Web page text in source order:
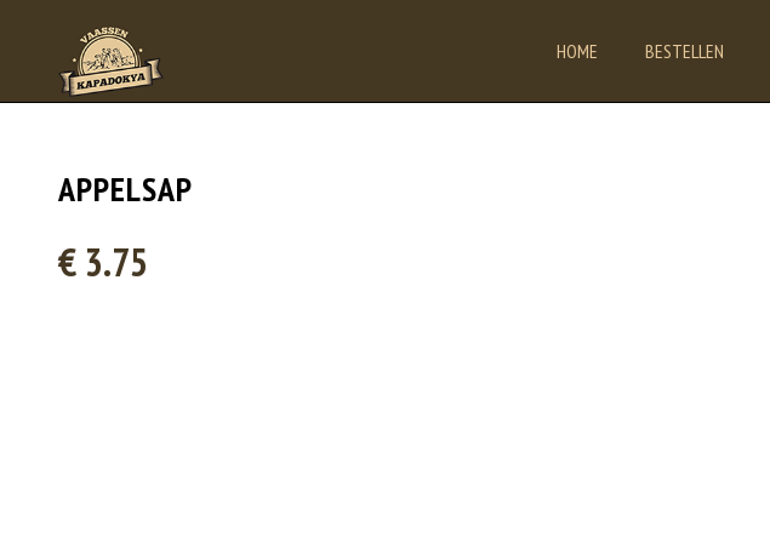
HOME BESTELLEN
APPELSAP
€ 3.75